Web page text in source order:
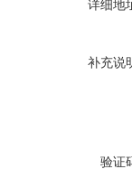
详细地
补充说
验证